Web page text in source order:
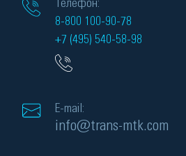
Телефон:
8-800 100-90-78
+7 (495) 540-58-98
E-mail:
info@trans-mtk.com